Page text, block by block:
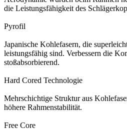
die Leistungsfähigkeit des
Pyrofil
Japanische Kohlefasern, die
leistungsfähig sind. Verbessern die
stoßabsorbierend.
Hard Cored Technologie
Mehrschichtige Struktur aus
höhere Rahmenstabilität.
Free Core